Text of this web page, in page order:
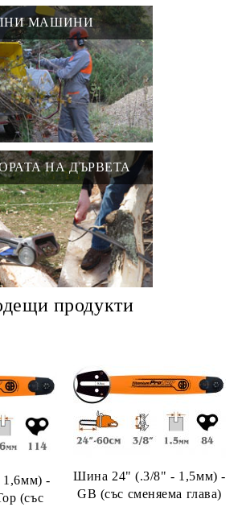
МАШИНИ
НА ДЪРВЕТА
продукти
-
(със
Шина 24" (.3/8" - 1,5мм) -
GB (със сменяема глава)